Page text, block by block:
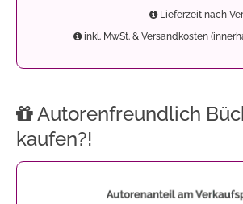
Lieferzeit nach
inkl. MwSt. & Versandkosten
Autorenfreundlich
kaufen?!